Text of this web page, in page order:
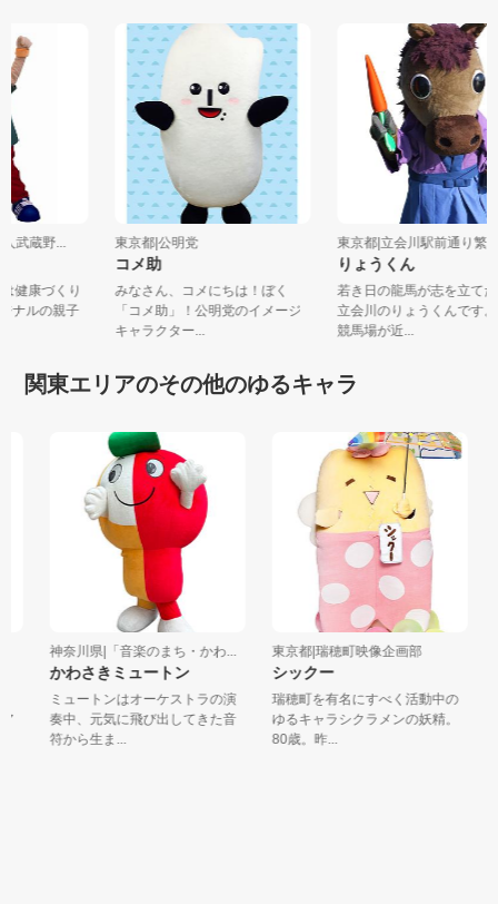
人武蔵野...
は健康づくり
ジナルの親子
東京都|公明党
コメ助
みなさん、コメにちは！ぼく
「コメ助」！公明党のイメージ
キャラクター...
東京都|立会川駅前通り
りょうくん
若き日の龍馬が志を立
立会川のりょうくんで
競馬場が近...
関東エリアのその他のゆるキャラ
神奈川県|「音楽のまち・かわ...
かわさきミュートン
ミュートンはオーケストラの演
奏中、元気に飛び出してきた音
符から生ま...
東京都|瑞穂町映像企画部
シックー
瑞穂町を有名にすべく活動中の
ゆるキャラシクラメンの妖精。
80歳。昨...